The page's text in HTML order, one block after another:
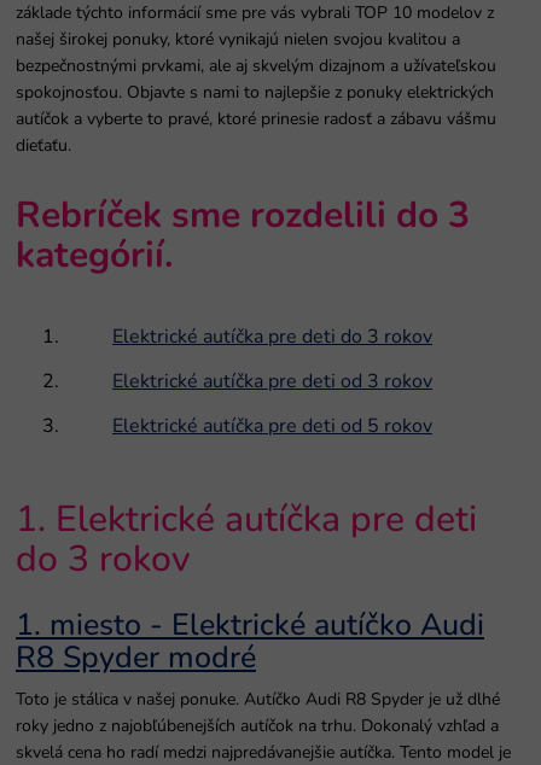
základe týchto informácií sme pre vás vybrali TOP 10 modelov z
našej širokej ponuky, ktoré vynikajú nielen svojou kvalitou a
bezpečnostnými prvkami, ale aj skvelým dizajnom a užívateľskou
spokojnosťou. Objavte s nami to najlepšie z ponuky elektrických
autíčok a vyberte to pravé, ktoré prinesie radosť a zábavu vášmu
dieťaťu.
Rebríček sme rozdelili do 3
kategórií.
Elektrické autíčka pre deti do 3 rokov
Elektrické autíčka pre deti od 3 rokov
Elektrické autíčka pre deti od 5 rokov
1. Elektrické autíčka pre deti
do 3 rokov
1. miesto - Elektrické autíčko Audi
R8 Spyder modré
Toto je stálica v našej ponuke. Autíčko Audi R8 Spyder je už dlhé
roky jedno z najobľúbenejších autíčok na trhu. Dokonalý vzhľad a
skvelá cena ho radí medzi najpredávanejšie autíčka. Tento model je